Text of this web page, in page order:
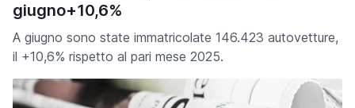
giugno+10,6%
A giugno sono state immatricolate 146.423 autovetture,
il +10,6% rispetto al pari mese 2025.